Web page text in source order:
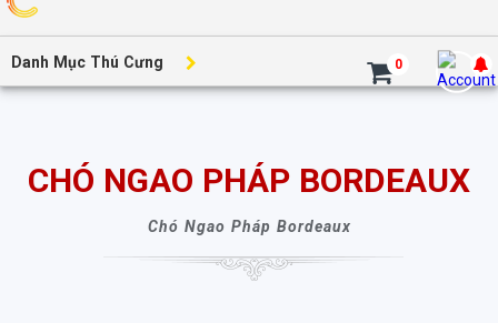
0
Danh Mục Thú Cưng
CHÓ NGAO PHÁP BORDEAUX
Chó Ngao Pháp Bordeaux